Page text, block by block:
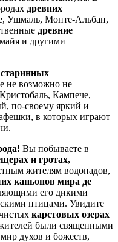
древних
Ушмаль, Монте-Альбан,
древние
и другими
старинных
не возможно не
Кампече,
по-своему яркий и
в которых играют
Вы побываете в
и гротах,
жителям водопадов,
каньонов мира де
его дикими
птицами. Увидите
карстовых озерах
были священными
духов и божеств,